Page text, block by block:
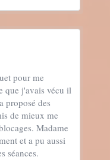
pour me
que j'avais vécu il
proposé des
de mieux me
Madame
et a pu aussi
séances.